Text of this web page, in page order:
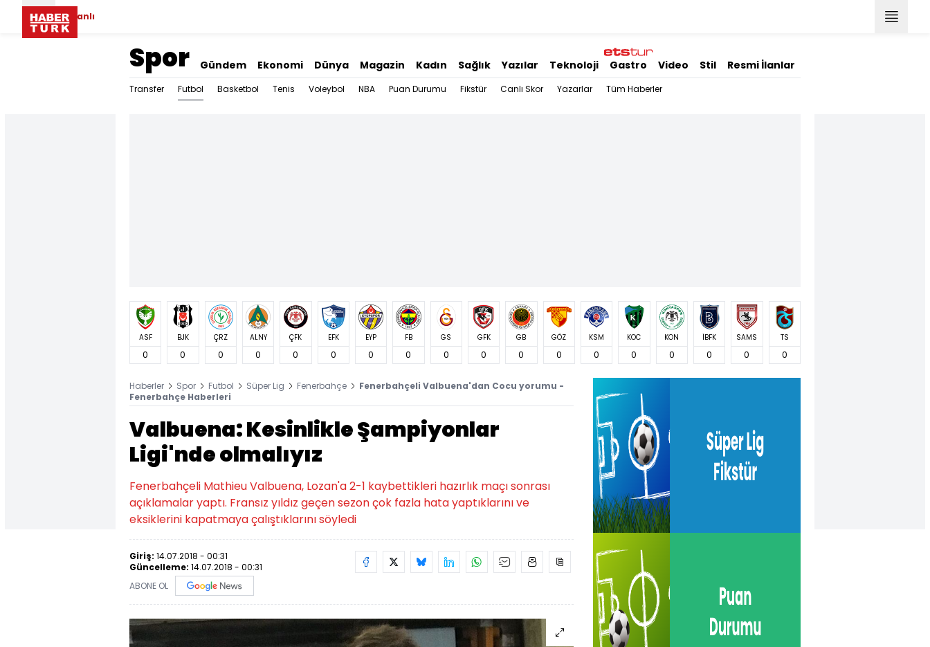
Canlı
Spor Gündem Ekonomi Dünya Magazin Kadın Sağlık Yazılar Teknoloji Gastro Video Stil Resmi İlanlar
Transfer Futbol Basketbol Tenis Voleybol NBA Puan Durumu Fikstür Canlı Skor Yazarlar Tüm Haberler
ASF
0
BJK
0
ÇRZ
0
ALNY
0
ÇFK
0
EFK
0
EYP
0
FB
0
GS
0
GFK
0
GB
0
GÖZ
0
KSM
0
KOC
0
KON
0
İBFK
0
SAMS
0
TS
0
Haberler Spor Futbol Süper Lig Fenerbahçe
Fenerbahçeli Valbuena'dan Cocu yorumu -
Fenerbahçe Haberleri
Valbuena: Kesinlikle Şampiyonlar
Ligi'nde olmalıyız
Fenerbahçeli Mathieu Valbuena, Lozan'a 2-1 kaybettikleri hazırlık maçı sonrası
açıklamalar yaptı. Fransız yıldız geçen sezon çok fazla hata yaptıklarını ve
eksiklerini kapatmaya çalıştıklarını söyledi
Giriş: 14.07.2018 - 00:31
Güncelleme: 14.07.2018 - 00:31
ABONE OL